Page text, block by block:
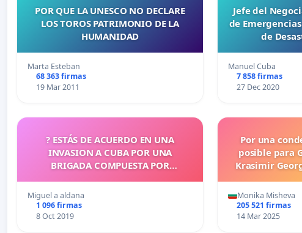
POR QUE LA UNESCO NO DECLARE
LOS TOROS PATRIMONIO DE LA
HUMANIDAD
Marta Esteban
68 363 firmas
19 Mar 2011
Jefe del
de
de
Manuel Cuba
7 858 firmas
27 Dec 2020
? ESTÁS DE ACUERDO EN UNA
INVASION A CUBA POR UNA
BRIGADA COMPUESTA POR
Miguel a aldana
1 096 firmas
8 Oct 2019
Por una
posible para
Krasimir
más duras
cometidos
Monika Misheva
205 521 firmas
14 Mar 2025